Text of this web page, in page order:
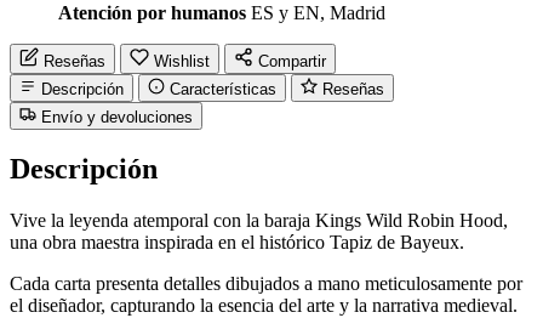
Atención por humanos ES y EN, Madrid
Reseñas Wishlist
Compartir
Descripción
Características
Reseñas
Envío y devoluciones
Descripción
Vive la leyenda atemporal con la baraja Kings Wild Robin Hood,
una obra maestra inspirada en el histórico Tapiz de Bayeux.
Cada carta presenta detalles dibujados a mano meticulosamente por
el diseñador, capturando la esencia del arte y la narrativa medieval.